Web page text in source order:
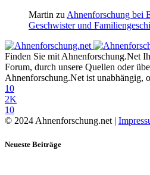
Martin zu Ahnenforschung bei
Geschwister und
Finden Sie mit Ahnenforschung.Net
Forum, durch unsere Quellen oder
Ahnenforschung.Net ist unabhängig,
10
2K
10
© 2024 Ahnenforschung.net |
Neueste Beiträge